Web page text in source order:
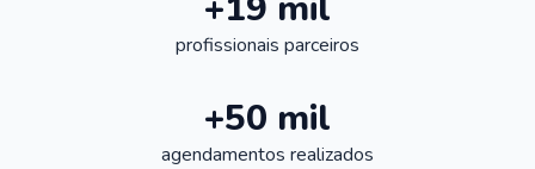
profissionais parceiros
+50 mil
agendamentos realizados